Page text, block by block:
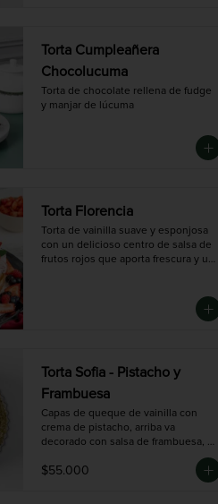
Torta Cumpleañera
Chocolucuma
Torta de chocolate rellena de fudge
y manjar de lúcuma
Torta Florencia
Torta de vainilla suave y esponjosa
con un delicioso centro de salsa de
frutos rojos que aporta frescura y un
frescos, creando una combinación
perfecta entre dulzura y sabor frutal.
porciones)
Torta Sofia - Pistacho y
Frambuesa
Capas de queque de vainilla con
crema de pistacho, arriba va
decorado con salsa de frambuesa, y
$55.000